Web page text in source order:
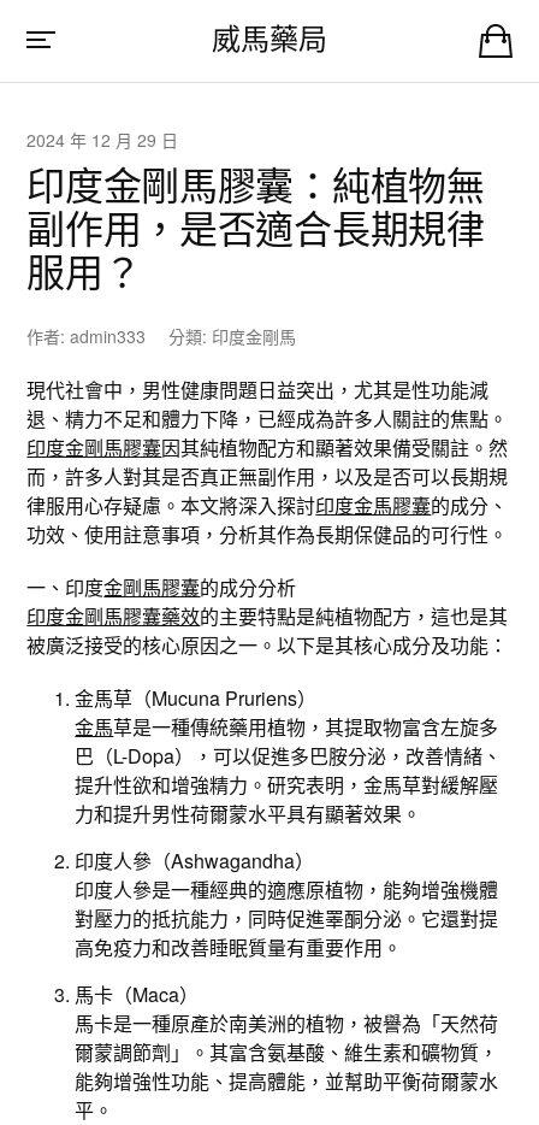
威馬藥局
2024 年 12 月 29 日
印度金剛馬膠囊：純植物無
副作用，是否適合長期規律
服用？
作者:admin333 分類: 印度金剛馬
現代社會中，男性健康問題日益突出，尤其是性功能減
退、精力不足和體力下降，已經成為許多人關註的焦點。
印度金剛馬膠囊因其純植物配方和顯著效果備受關註。然
而，許多人對其是否真正無副作用，以及是否可以長期規
律服用心存疑慮。本文將深入探討印度金馬膠囊的成分、
功效、使用註意事項，分析其作為長期保健品的可行性。
一、印度金剛馬膠囊的成分分析
印度金剛馬膠囊藥效的主要特點是純植物配方，這也是其
被廣泛接受的核心原因之一。以下是其核心成分及功能：
金馬草（Mucuna Pruriens）
金馬草是一種傳統藥用植物，其提取物富含左旋多
巴（L-Dopa），可以促進多巴胺分泌，改善情緒、
提升性欲和增強精力。研究表明，金馬草對緩解壓
力和提升男性荷爾蒙水平具有顯著效果。
印度人參（Ashwagandha）
印度人參是一種經典的適應原植物，能夠增強機體
對壓力的抵抗能力，同時促進睪酮分泌。它還對提
高免疫力和改善睡眠質量有重要作用。
馬卡（Maca）
馬卡是一種原產於南美洲的植物，被譽為「天然荷
爾蒙調節劑」。其富含氨基酸、維生素和礦物質，
能夠增強性功能、提高體能，並幫助平衡荷爾蒙水
平。